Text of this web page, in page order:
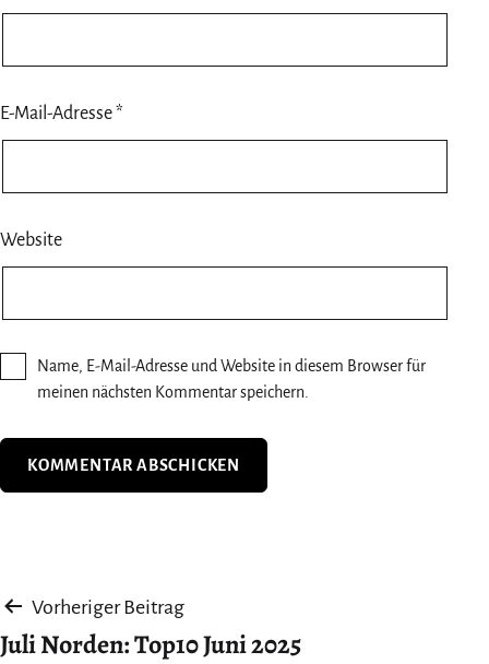
E-Mail-Adresse*
Website
Name, E-Mail-Adresse und Website in diesem Browser für
meinen nächsten Kommentar speichern.
Beitragsnavigation
Vorheriger Beitrag
Juli Norden: Top10 Juni 2025